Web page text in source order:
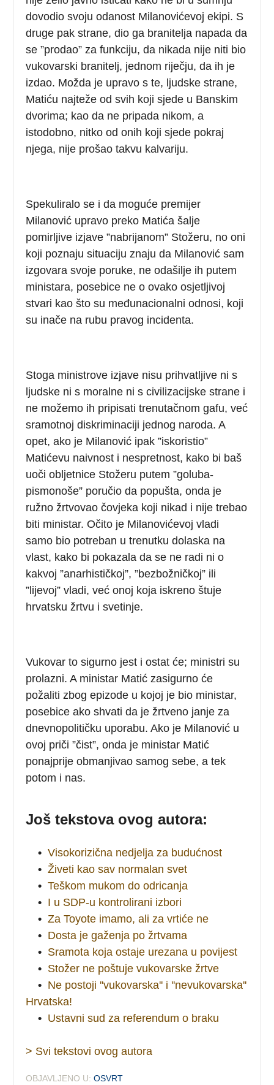
dovodio svoju odanost Milanovićevoj ekipi. S
druge pak strane, dio ga branitelja napada da
se ”prodao” za funkciju, da nikada nije niti bio
vukovarski branitelj, jednom riječju, da ih je
izdao. Možda je upravo s te, ljudske strane,
Matiću najteže od svih koji sjede u Banskim
dvorima; kao da ne pripada nikom, a
istodobno, nitko od onih koji sjede pokraj
njega, nije prošao takvu kalvariju.
Spekuliralo se i da moguće premijer
Milanović upravo preko Matića šalje
pomirljive izjave ”nabrijanom” Stožeru, no oni
koji poznaju situaciju znaju da Milanović sam
izgovara svoje poruke, ne odašilje ih putem
ministara, posebice ne o ovako osjetljivoj
stvari kao što su međunacionalni odnosi, koji
su inače na rubu pravog incidenta.
Stoga ministrove izjave nisu prihvatljive ni s
ljudske ni s moralne ni s civilizacijske strane i
ne možemo ih pripisati trenutačnom gafu, već
sramotnoj diskriminaciji jednog naroda. A
opet, ako je Milanović ipak ”iskoristio”
Matićevu naivnost i nespretnost, kako bi baš
uoči obljetnice Stožeru putem ”goluba-
pismonoše” poručio da popušta, onda je
ružno žrtvovao čovjeka koji nikad i nije trebao
biti ministar. Očito je Milanovićevoj vladi
samo bio potreban u trenutku dolaska na
vlast, kako bi pokazala da se ne radi ni o
kakvoj ”anarhističkoj”, ”bezbožničkoj” ili
”lijevoj” vladi, već onoj koja iskreno štuje
hrvatsku žrtvu i svetinje.
Vukovar to sigurno jest i ostat će; ministri su
prolazni. A ministar Matić zasigurno će
požaliti zbog epizode u kojoj je bio ministar,
posebice ako shvati da je žrtveno janje za
dnevnopolitičku uporabu. Ako je Milanović u
ovoj priči ”čist”, onda je ministar Matić
ponajprije obmanjivao samog sebe, a tek
potom i nas.
Još tekstova ovog autora:
• Visokorizična nedjelja za budućnost
• Živeti kao sav normalan svet
• Teškom mukom do odricanja
• I u SDP-u kontrolirani izbori
• Za Toyote imamo, ali za vrtiće ne
• Dosta je gaženja po žrtvama
• Sramota koja ostaje urezana u povijest
• Stožer ne poštuje vukovarske žrtve
• Ne postoji ''vukovarska'' i ''nevukovarska''
Hrvatska!
• Ustavni sud za referendum o braku
> Svi tekstovi ovog autora
OBJAVLJENO U: OSVRT